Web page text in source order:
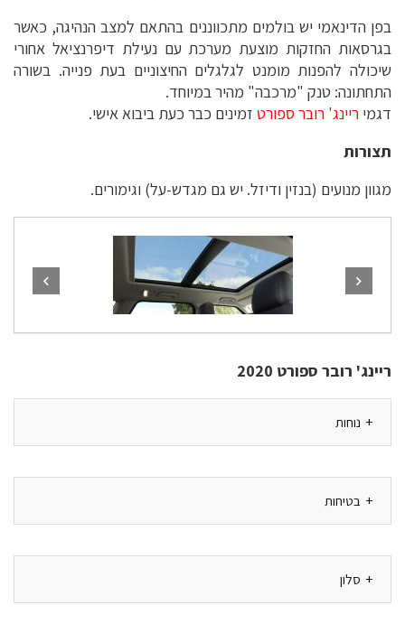
בפן הדינאמי יש בולמים מתכווננים בהתאם למצב הנהיגה, כאשר
בגרסאות החזקות מוצעת מערכת עם נעילת דיפרנציאל אחורי
שיכולה להפנות מומנט לגלגלים החיצוניים בעת פנייה. בשורה
התחתונה: טנק "מרכבה" מהיר במיוחד.
דגמי ריינג' רובר ספורט זמינים כבר כעת ביבוא אישי.
תצורות
מגוון מנועים (בנזין ודיזל. יש גם מגדש-על) וגימורים.
ריינג' רובר ספורט 2020
נוחות
בטיחות
סלון